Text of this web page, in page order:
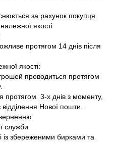
за рахунок покупця.
якості
протягом 14 днів після
якості:
проводиться протягом
протягом 3-х днів з моменту,
Нової пошти.
служби
із збереженими бирками та